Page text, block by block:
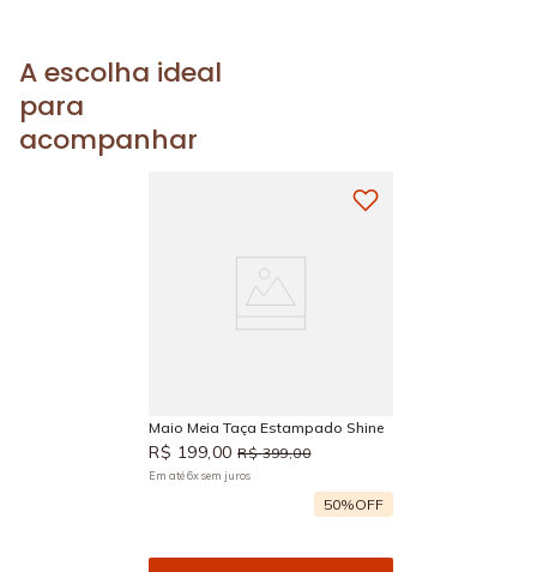
A escolha ideal
para
acompanhar
Maio Meia Taça Estampado Shine
R$ 199,00 R$ 399,00
Em até6xsem juros
50%OFF